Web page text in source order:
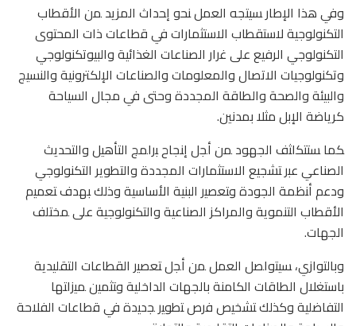
وﻓﻲ ﻫذا اﻹطﺎر ﺴﻴﺘﺠﻪ العمل ﻨﺤو إﺤداث المزيد ﻤن الأقطاب
التكنولوجية لاستقطاب الاستثمارات ﻓﻲ ﻗطﺎﻋﺎت ذات المحتوى
التكنولوجي الرفيع ﻋﻠﻰ ﻏرار الصناعات الغذائية والبيوتكنولوجي
وتكنولوجيات الاتصال والمعلومات والصناعات الإلكترونية والنسيج
والبيئة والصحة والطاقة المجددة وحتى في مجال السياحة
كرياضة الإبل مثلا بمدنين.
ﻜﻤﺎ ﺴﺘﺘﻜاﺜف الجهود ﻤن أﺠل إﻨﺠﺎح ﺒراﻤﺞ التأهيل والتحديث
الصناعي ﻋﺒر ﺘﺸﺠﻴﻊ الاستثمارات المجددة والتطوير التكنولوجي
ودﻋم أﻨظﻤﺔ الجودة وﺘﻌﺼﻴر البنية الأساسية وذلك ﺒﻬدف ﺘﻌﻤﻴم
الأقطاب التنموية والمراكز الصناعية والتكنولوجية ﻋﻠﻰ ﻤﺨﺘﻠف
الجهات.
وبالتوازي، ﺴﻴﺘواﺼل العمل ﻤن أﺠل ﺘﻌﺼﻴر القطاعات التقليدية
باستغلال الطاقات الكامنة بالجهات الداخلية وﺘﺜﻤﻴن ﻤﻴزاﺘﻬﺎ
التفاضلية وكذلك ﺘﺸﺨﻴص ﻓرص ﺘطوﻴر ﺠدﻴدة ﻓﻲ ﻗطﺎﻋﺎت الفلاحة